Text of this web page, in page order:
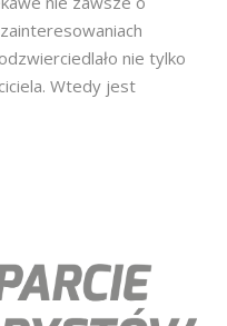
nie tylko
Wtedy jest